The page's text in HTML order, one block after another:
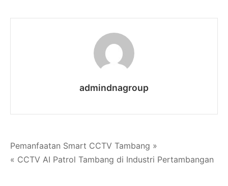
admindnagroup
Navigasi
pos
Pemanfaatan Smart CCTV Tambang »
« CCTV AI Patrol Tambang di Industri Pertambangan